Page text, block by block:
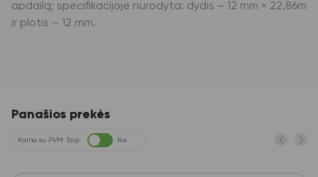
apdailą; specifikacijoje nurodyta: dydis – 12 mm × 22,86m
ir plotis – 12 mm.
Panašios prekės
Kaina su PVM Taip Ne